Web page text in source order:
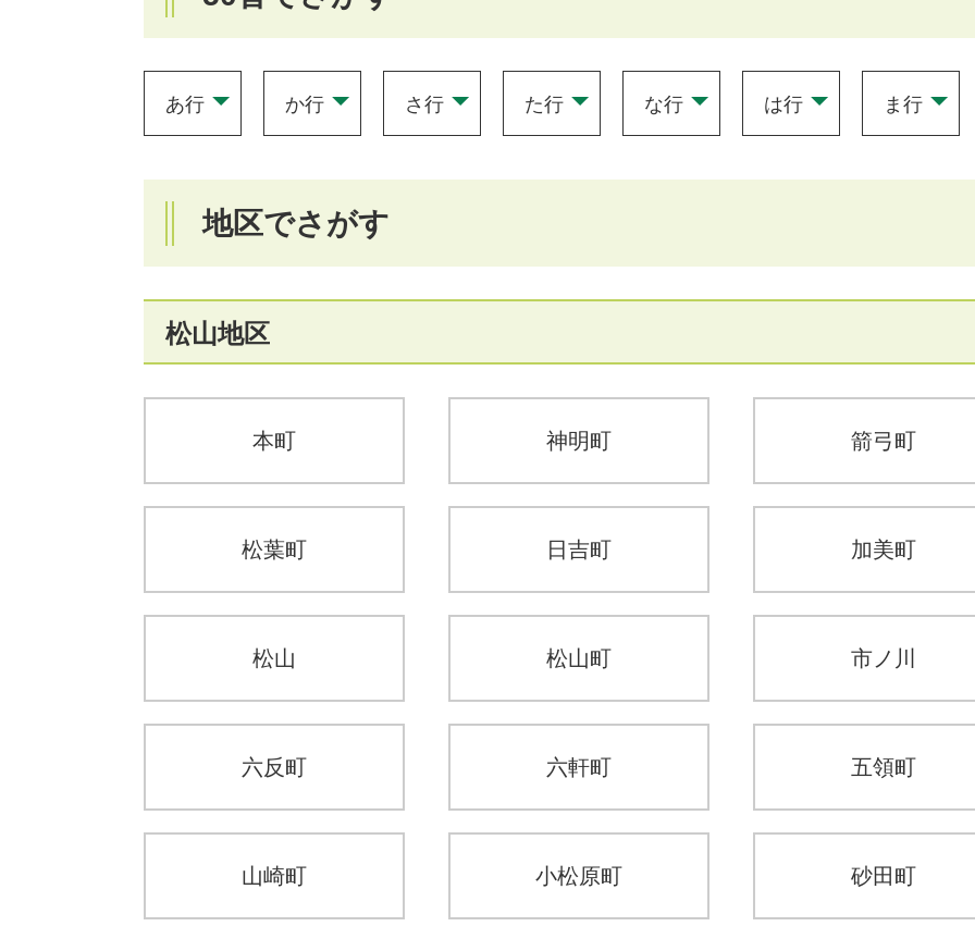
力
あ行 か行 さ行 た行 な行 は行 ま行
地区でさがす
松山地区
本町 神明町 箭弓町
松葉町 日吉町 加美町
松山 松山町 市ノ川
六反町 六軒町 五領町
山崎町 小松原町 砂田町